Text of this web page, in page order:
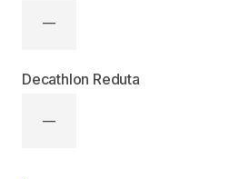
—
Decathlon Reduta
—